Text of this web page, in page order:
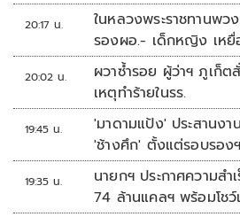
20:17 น.
ในหลวงพระราชทานพว
รองผอ.- เด็กหญิง เหยื่
20:02 น.
ผวาซ้ำรอย ผู้ว่าฯ ภูเก็
เหตุทำร้ายในรร.
19:45 น.
'มาดามแป้ง' ประสานงา
'ช้างศึก' ตั้งแต่รอบรอง
19:35 น.
นายกฯ ประกาศความสำ
74 ล้านแคลฯ พร้อมโชว์